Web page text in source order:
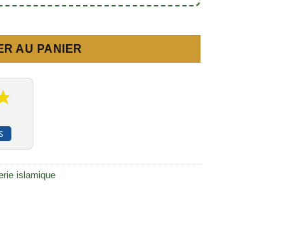
de la foi (Recto - Verso)
AU PANIER
islamique